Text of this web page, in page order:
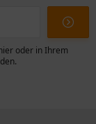
oder in Ihrem